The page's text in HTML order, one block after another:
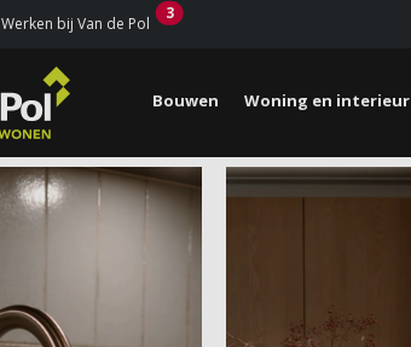
Werken bij Van de Pol
3
Bouwen Woning en interieur